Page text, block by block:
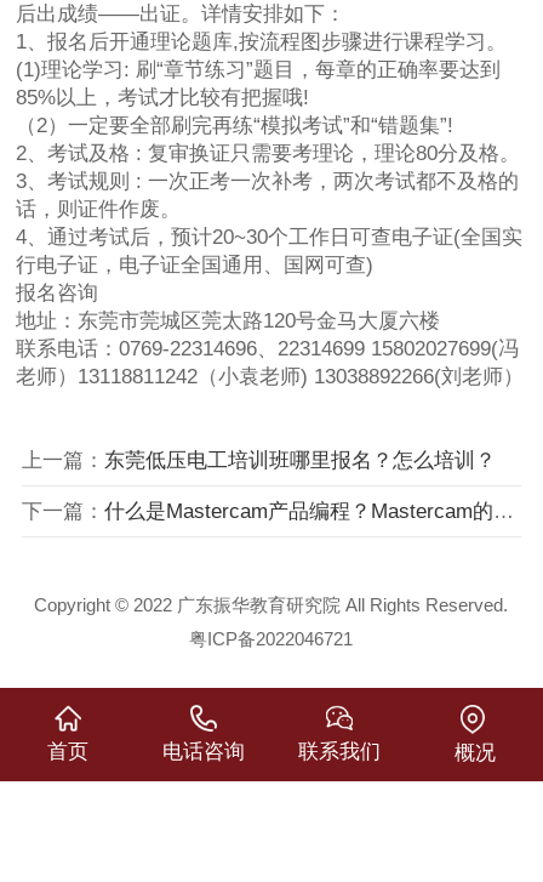
后出成绩——出证。详情安排如下：
1、报名后开通理论题库,按流程图步骤进行课程学习。
(1)理论学习: 刷“章节练习”题目，每章的正确率要达到
85%以上，考试才比较有把握哦!
（2）一定要全部刷完再练“模拟考试”和“错题集”!
2、考试及格 : 复审换证只需要考理论，理论80分及格。
3、考试规则 : 一次正考一次补考，两次考试都不及格的
话，则证件作废。
4、通过考试后，预计20~30个工作日可查电子证(全国实
行电子证，电子证全国通用、国网可查)
报名咨询
地址：东莞市莞城区莞太路120号金马大厦六楼
联系电话：0769-22314696、22314699 15802027699(冯
老师）13118811242（小袁老师) 13038892266(刘老师）
上一篇： 东莞低压电工培训班哪里报名？怎么培训？
下一篇： 什么是Mastercam产品编程？Mastercam的常用快捷键有哪些？
Copyright © 2022 广东振华教育研究院 All Rights Reserved.
粤ICP备2022046721
首页 电话咨询 联系我们 概况